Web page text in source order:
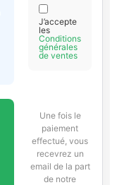
J’accepte
les
Conditions
générales
de ventes
Une fois le
paiement
effectué, vous
recevrez un
email de la part
de notre